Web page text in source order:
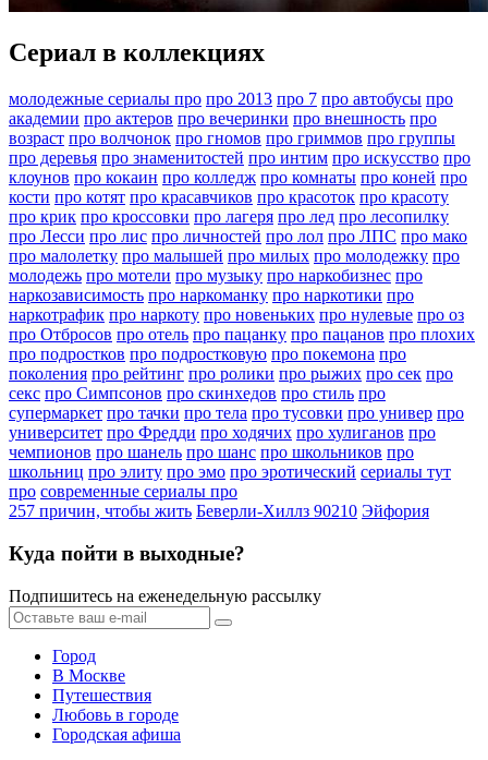
Сериал в коллекциях
молодежные сериалы про про 2013 про 7 про автобусы про
академии про актеров про вечеринки про внешность про
возраст про волчонок про гномов про гриммов про группы
про деревья про знаменитостей про интим про искусство про
клоунов про кокаин про колледж про комнаты про коней про
кости про котят про красавчиков про красоток про красоту
про крик про кроссовки про лагеря про лед про лесопилку
про Лесси про лис про личностей про лол про ЛПС про мако
про малолетку про малышей про милых про молодежку про
молодежь про мотели про музыку про наркобизнес про
наркозависимость про наркоманку про наркотики про
наркотрафик про наркоту про новеньких про нулевые про оз
про Отбросов про отель про пацанку про пацанов про плохих
про подростков про подростковую про покемона про
поколения про рейтинг про ролики про рыжих про сек про
секс про Симпсонов про скинхедов про стиль про
супермаркет про тачки про тела про тусовки про универ про
университет про Фредди про ходячих про хулиганов про
чемпионов про шанель про шанс про школьников про
школьниц про элиту про эмо про эротический сериалы тут
про современные сериалы про
257 причин, чтобы жить Беверли-Хиллз 90210 Эйфория
Куда пойти в выходные?
Подпишитесь на еженедельную рассылку
Город
В Москве
Путешествия
Любовь в городе
Городская афиша